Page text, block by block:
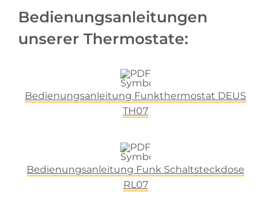
Bedienungsanleitungen
unserer Thermostate:
Bedienungsanleitung Funkthermostat DEUS
TH07
Bedienungsanleitung Funk Schaltsteckdose
RL07